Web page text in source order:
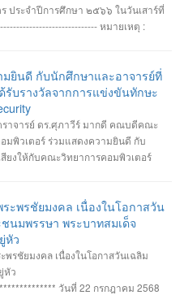
ประจำปีการศึกษา ๒๕๖๖ ในวันเสาร์ที่
หมายเหตุ :
มยินดี กับนักศึกษาและอาจารย์ที่
รับรางวัลจากการแข่งขันทักษะ
าจารย์ ดร.ศุภาวีร์ มากดี คณบดีคณะ
มพิวเตอร์ ร่วมแสดงความยินดี กับ
ยงให้กับคณะวิทยาการคอมพิวเตอร์
2025 ภายใต้โครงการ
ร้อยเอ็ด” วันที่ 7-8 กรกฎาคม 2568 รุ่น
นายชัยวัฒน์ ชัยฤทธิ์ นาย
ได้สูงสุด 2260 คะแนน #รางวัลรอง
ำปาหอม นายนวพงษ์ ธรรมสัตย์ นายวี
รางวัลรองชนะเลิศอันดับที่_2 ทีม
ะพรชัยมงคล เนื่องในโอกาสวัน
นมพรรษา พระบาทสมเด็จ
หัว
พรชัยมงคล เนื่องในโอกาสวันเฉลิม
หัว
วันที่ 22 กรกฎาคม 2568